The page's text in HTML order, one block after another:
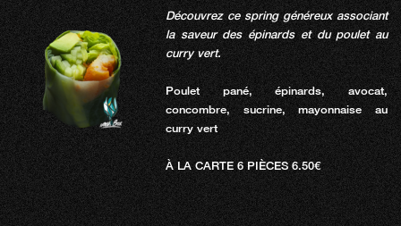
Découvrez ce spring généreux associant
la saveur des épinards et du poulet au
curry vert.
Poulet pané, épinards, avocat,
concombre, sucrine, mayonnaise au
curry vert
À LA CARTE 6 PIÈCES 6.50€